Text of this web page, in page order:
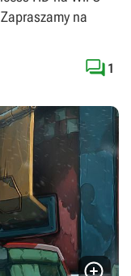
na
 1